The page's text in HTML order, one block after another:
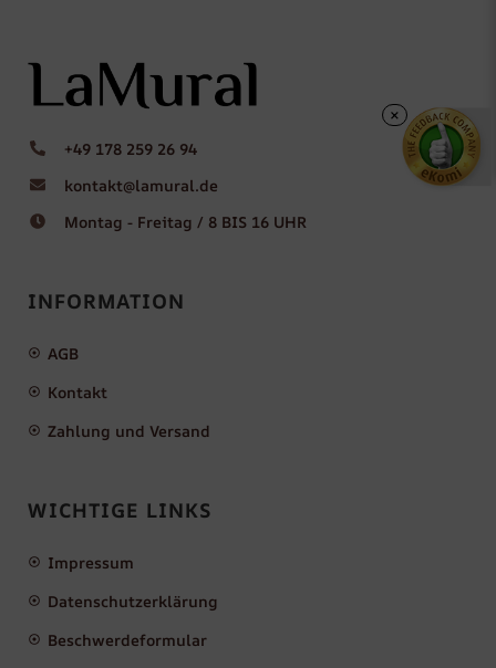
+49 178 259 26 94
kontakt@lamural.de
Montag - Freitag / 8 BIS 16 UHR
INFORMATION
AGB
Kontakt
Zahlung und Versand
WICHTIGE LINKS
Impressum
Datenschutzerklärung
Beschwerdeformular
×